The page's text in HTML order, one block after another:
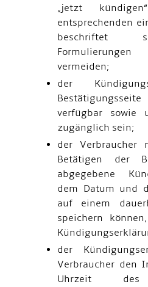
„jetzt
entsprechenden
beschriftet
vermeiden;
der
verfügbar sowie
zugänglich sein;
der Verbraucher
Betätigen der
abgegebene
dem Datum und
auf einem
speichern
der
Verbraucher den
Uhrzeit